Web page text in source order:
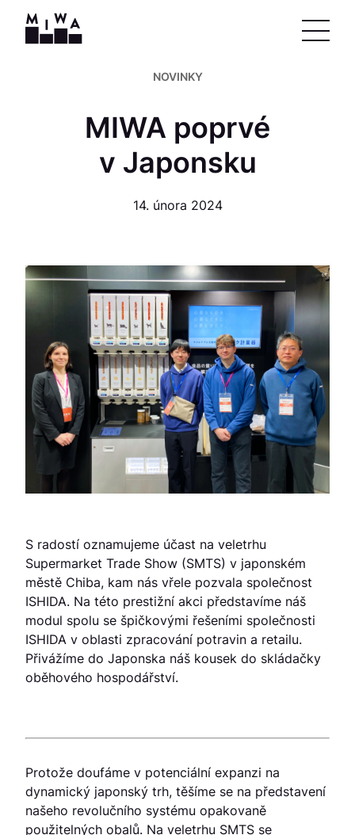
NOVINKY
MIWA poprvé
v Japonsku
14. února 2024
S radostí oznamujeme účast na veletrhu
Supermarket Trade Show (SMTS) v japonském
městě Chiba, kam nás vřele pozvala společnost
ISHIDA. Na této prestižní akci představíme náš
modul spolu se špičkovými řešeními společnosti
ISHIDA v oblasti zpracování potravin a retailu.
Přivážíme do Japonska náš kousek do skládačky
oběhového hospodářství.
Protože doufáme v potenciální expanzi na
dynamický japonský trh, těšíme se na představení
našeho revolučního systému opakovaně
použitelných obalů. Na veletrhu SMTS se